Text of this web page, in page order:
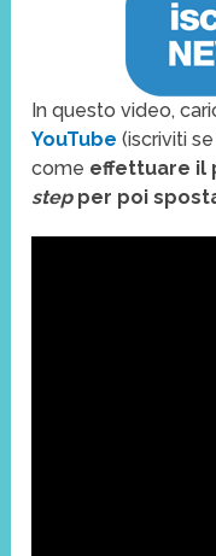
In questo video,
YouTube (iscriviti
come effettuare il
step per poi